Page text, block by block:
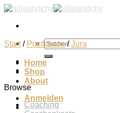
Zum
springen
Suchen
nach:
Home
Shop
About
Anmelden
Start / Postkarten / Jura
Browse
Coaching